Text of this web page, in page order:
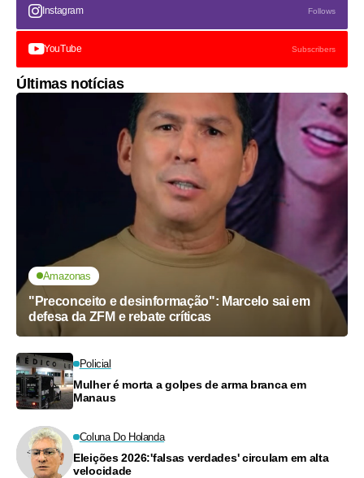
Instagram Follows
YouTube Subscribers
Últimas notícias
Amazonas
"Preconceito e desinformação": Marcelo sai em
defesa da ZFM e rebate críticas
Policial
Mulher é morta a golpes de arma branca em
Manaus
Coluna Do Holanda
Eleições 2026:'falsas verdades' circulam em alta
velocidade